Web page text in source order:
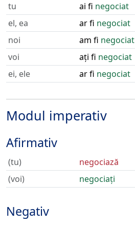
tu
ai fi negociat
el, ea
ar fi negociat
noi
am fi negociat
voi
ați fi negociat
ei, ele
ar fi negociat
Modul imperativ
Afirmativ
(tu)
negociază
(voi)
negociați
Negativ